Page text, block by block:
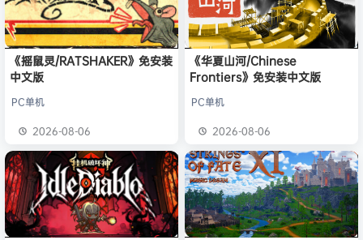
《摇鼠灵/RATSHAKER》免安装
中文版
PC单机
2026-08-06
《华夏山河/Chinese
Frontiers》免安装中文版
PC单机
2026-08-06